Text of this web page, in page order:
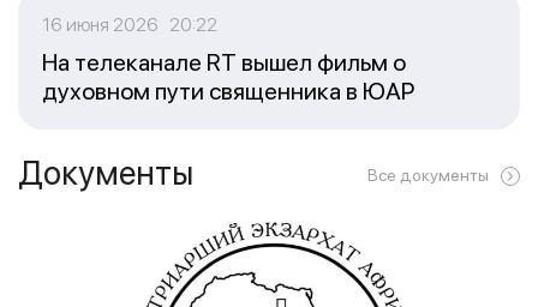
16 июня 2026 20:22
На телеканале RT вышел фильм о
духовном пути священника в ЮАР
Документы Все документы